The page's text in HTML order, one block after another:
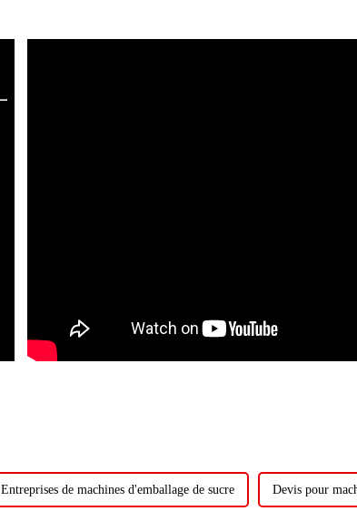
Entreprises de machines d'emballage de sucre Devis pour